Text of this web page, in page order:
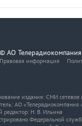
© АО
Правовая информация
издания: СМИ сетевое
АО «Телерадиокомпания
редактор: Н. В. Ильина
Федеральной